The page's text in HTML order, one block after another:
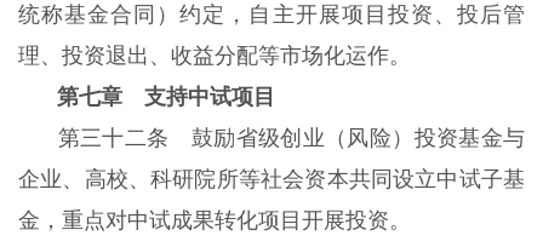
统称基金合同）约定，自主开展项目投资、投后管
理、投资退出、收益分配等市场化运作。
第七章 支持中试项目
第三十二条 鼓励省级创业（风险）投资基金与
企业、高校、科研院所等社会资本共同设立中试子基
金，重点对中试成果转化项目开展投资。